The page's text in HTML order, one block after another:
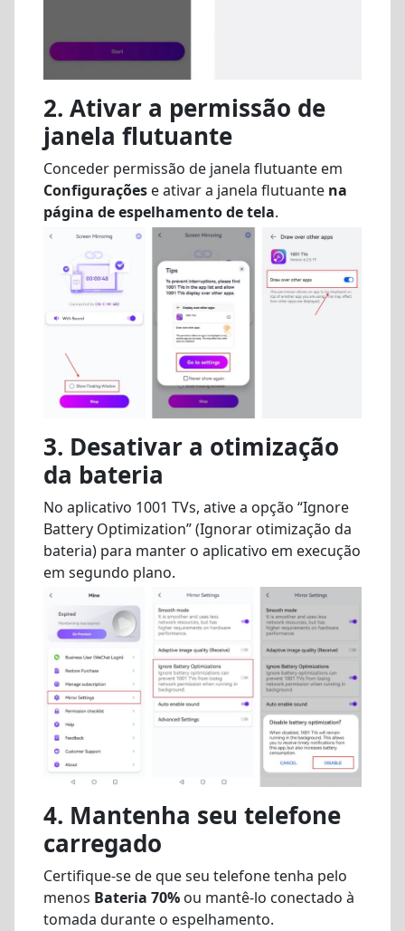
2. Ativar a permissão de
janela flutuante
Conceder permissão de janela flutuante em
Configurações e ativar a janela flutuante na
página de espelhamento de tela.
3. Desativar a otimização
da bateria
No aplicativo 1001 TVs, ative a opção “Ignore
Battery Optimization” (Ignorar otimização da
bateria) para manter o aplicativo em execução
em segundo plano.
4. Mantenha seu telefone
carregado
Certifique-se de que seu telefone tenha pelo
menos Bateria 70% ou mantê-lo conectado à
tomada durante o espelhamento.